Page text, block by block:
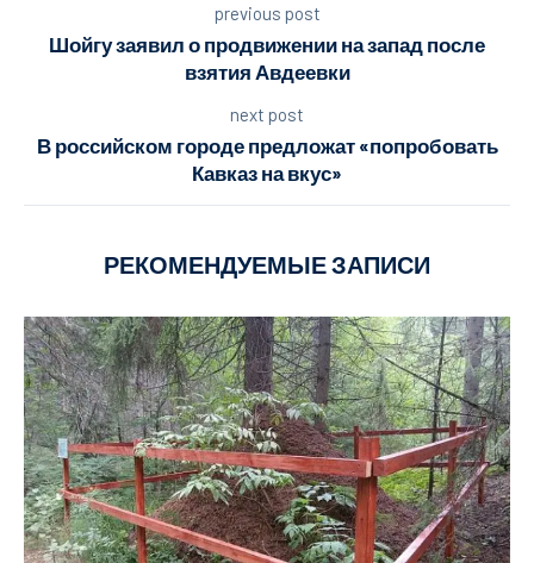
previous post
Шойгу заявил о продвижении на запад после
взятия Авдеевки
next post
В российском городе предложат «попробовать
Кавказ на вкус»
РЕКОМЕНДУЕМЫЕ ЗАПИСИ